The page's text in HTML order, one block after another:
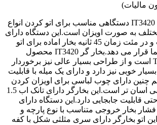
مالیات)
اتو بخارگر تفال مدل IT3420 دستگاهی مناسب برای اتو کردن انواع
به صورت اویزان است.این دستگاه دارای
توان 1700 وات است و در مئت زمان 45 ثانیه بخار اماده برای اتو
کردن را در اختیار شما قرار می دهد.بخار گر IT3420 محصول
کمپانی مشهور TFAL است و از طراحی بسیار عالی نیز برخوردار
خوبی نیز دارد و دارای یک میله با قابلیت
چنین دارای چوب لباسی برای اویزان کردن
لیاس ها برای اتو کشی اسان تر است.این بخارگر دارای تانک اب 1.5
قابلیت جابجایی دارد.این دستگاه دارای
فشار بخار خروجی متناسب با نوع پارچه و
اتو بخارگر دارای سری مثلثی شکل با کفه